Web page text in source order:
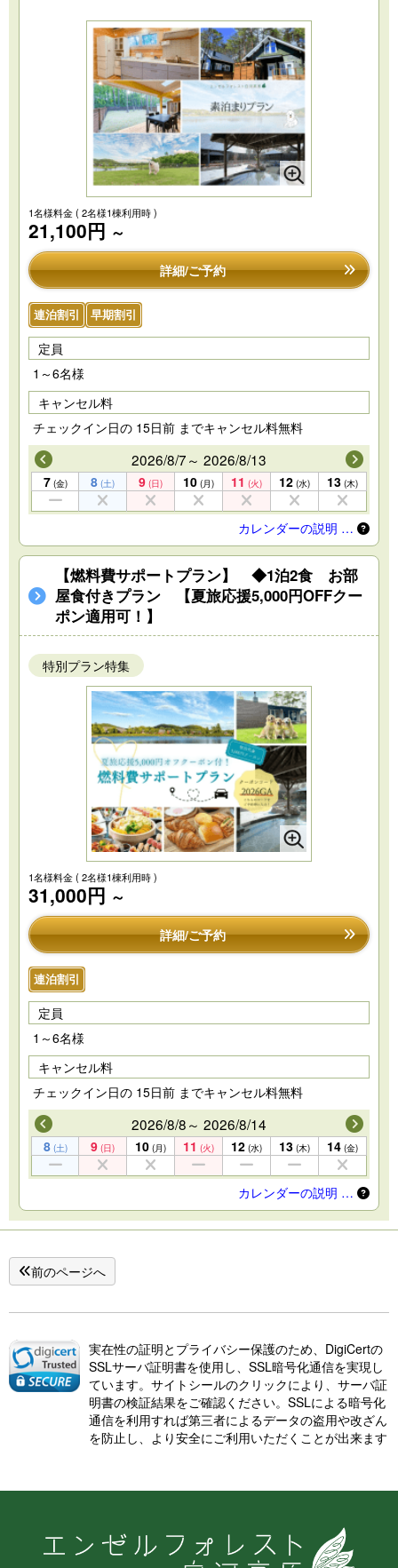
1名様料金( 2名様1棟利用時 )
21,100円 ～
詳細/ご予約
連泊割引 早期割引
定員
1～6名様
キャンセル料
チェックイン日の 15日前 までキャンセル料無料
2026/8/7～ 2026/8/13
7 (金) 8 (土) 9 (日) 10 (月) 11 (火) 12 (水) 13 (木)
カレンダーの説明 …
【燃料費サポートプラン】 ◆1泊2食 お部
屋食付きプラン 【夏旅応援5,000円OFFクー
ポン適用可！】
特別プラン特集
1名様料金( 2名様1棟利用時 )
31,000円 ～
詳細/ご予約
連泊割引
定員
1～6名様
キャンセル料
チェックイン日の 15日前 までキャンセル料無料
2026/8/8～ 2026/8/14
8 (土) 9 (日) 10 (月) 11 (火) 12 (水) 13 (木) 14 (金)
カレンダーの説明 …
前のページへ
実在性の証明とプライバシー保護のため、DigiCertの
SSLサーバ証明書を使用し、SSL暗号化通信を実現し
ています。サイトシールのクリックにより、サーバ証
明書の検証結果をご確認ください。SSLによる暗号化
通信を利用すれば第三者によるデータの盗用や改ざん
を防止し、より安全にご利用いただくことが出来ます